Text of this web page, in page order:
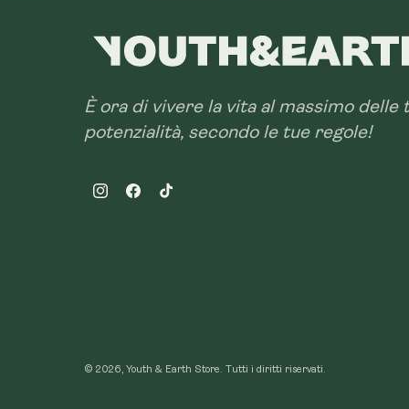
È ora di vivere la vita al massimo delle
potenzialità, secondo le tue regole!
InstagramFacebookTikTok
© 2026, Youth & Earth Store. Tutti i diritti riservati.